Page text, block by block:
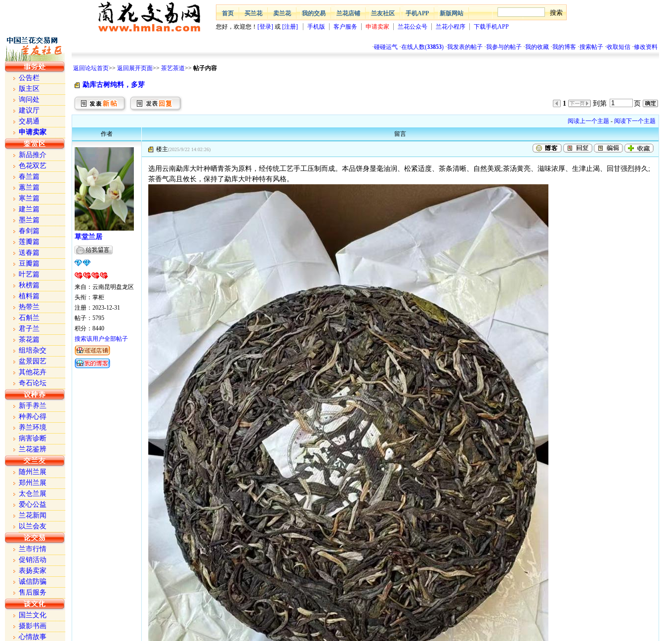
首页 买兰花 卖兰花 我的交易 兰花店铺 兰友社区 手机APP
新版网站
您好，欢迎您！ [登录] 或 [注册] 手机版 客户服务 申请卖家 兰花公众号 兰花小程序 下载手机APP
·碰碰运气 ·在线人数(33853) ·我发表的帖子 ·我参与的帖子 ·我的收藏 ·我的博客 ·搜索帖子 ·收取短信 ·修改资料
返回论坛首页>> 返回展开页面>> 茶艺茶道>> 帖子内容
勐库古树纯料，多芽
1 到第 页
阅读上一个主题 - 阅读下一个主题
作者
留言
草堂兰居
来自：云南昆明盘龙区
头衔：掌柜
注册：2023-12-31
帖子：5795
积分：8440
搜索该用户全部帖子
楼主(2025/9/22 14:02:26)
选用云南勐库大叶种晒青茶为原料，经传统工艺手工压制而成。本品饼身显毫油润、松紧适度、茶条清晰、自然美观;茶汤黄亮、滋味浓厚、生津止渴、回甘强烈持久;
茶香气高且攸长，保持了勐库大叶种特有风格。
公告栏
版主区
询问处
建议厅
交易通
申请卖家
新品推介
色花双艺
春兰篇
蕙兰篇
寒兰篇
建兰篇
墨兰篇
春剑篇
莲瓣篇
送春篇
豆瓣篇
叶艺篇
秋榜篇
植料篇
热带兰
石斛兰
君子兰
茶花篇
组培杂交
盆景园艺
其他花卉
奇石论坛
新手养兰
种养心得
养兰环境
病害诊断
兰花鉴辨
随州兰展
郑州兰展
太仓兰展
爱心公益
兰花新闻
以兰会友
兰市行情
促销活动
表扬卖家
诚信防骗
售后服务
国兰文化
摄影书画
心情故事